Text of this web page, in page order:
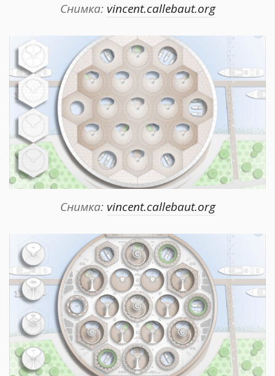
Снимка: vincent.callebaut.org
Снимка: vincent.callebaut.org